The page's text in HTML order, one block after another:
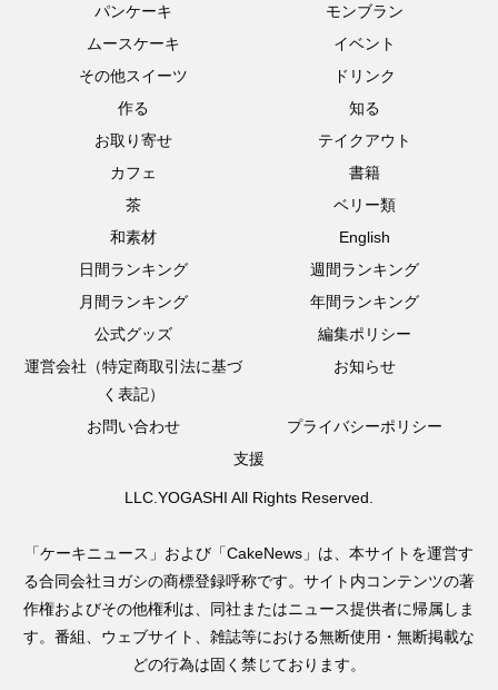
パンケーキ
モンブラン
ムースケーキ
イベント
その他スイーツ
ドリンク
作る
知る
お取り寄せ
テイクアウト
カフェ
書籍
茶
ベリー類
和素材
English
日間ランキング
週間ランキング
月間ランキング
年間ランキング
公式グッズ
編集ポリシー
運営会社（特定商取引法に基づ
く表記）
お知らせ
お問い合わせ
プライバシーポリシー
支援
LLC.YOGASHI All Rights Reserved.
「ケーキニュース」および「CakeNews」は、本サイトを運営す
る合同会社ヨガシの商標登録呼称です。サイト内コンテンツの著
作権およびその他権利は、同社またはニュース提供者に帰属しま
す。番組、ウェブサイト、雑誌等における無断使用・無断掲載な
どの行為は固く禁じております。